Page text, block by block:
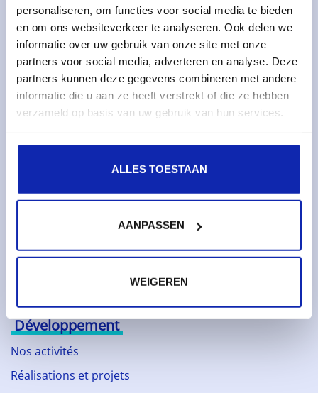
personaliseren, om functies voor social media te bieden
en om ons websiteverkeer te analyseren. Ook delen we
informatie over uw gebruik van onze site met onze
partners voor social media, adverteren en analyse. Deze
partners kunnen deze gegevens combineren met andere
informatie die u aan ze heeft verstrekt of die ze hebben
verzameld op basis van uw gebruik van hun services.
ALLES TOESTAAN
AANPASSEN
WEIGEREN
Serveurs cloud
Stockage cloud
Services
Noms de domaines
Hébergement web
À propos de Kinamo
Partenaires technologiques
Développement
Nos activités
Réalisations et projets